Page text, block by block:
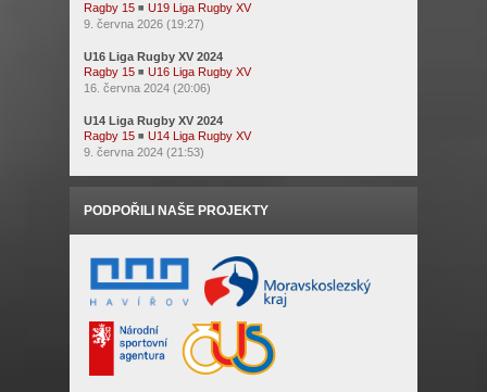
Ragby 15 ◾ U19 Liga Rugby XV
9. června 2026 (19:27)
U16 Liga Rugby XV 2024
Ragby 15 ◾ U16 Liga Rugby XV
16. června 2024 (20:06)
U14 Liga Rugby XV 2024
Ragby 15 ◾ U14 Liga Rugby XV
9. června 2024 (21:53)
PODPOŘILI NAŠE PROJEKTY